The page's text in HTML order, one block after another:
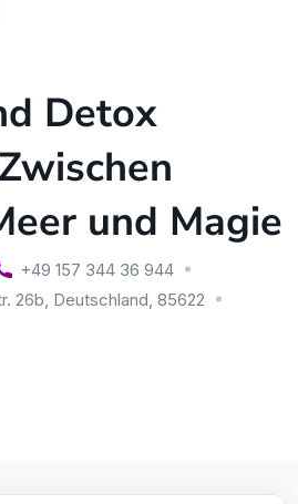
Detox
und Magie
+49 157 344 36 944
26b, Deutschland, 85622